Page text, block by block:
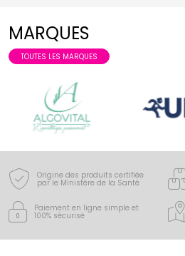
MARQUES
TOUTES LES MARQUES
Origine des produits certifiée
par le Ministère de la Santé
Paiement en ligne simple et
100% sécurisé